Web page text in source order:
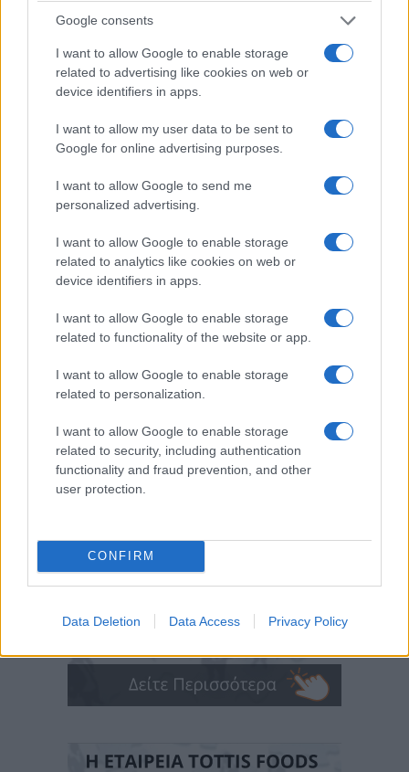
Google consents
I want to allow Google to enable storage
related to advertising like cookies on web or
device identifiers in apps.
I want to allow my user data to be sent to
Google for online advertising purposes.
I want to allow Google to send me
personalized advertising.
I want to allow Google to enable storage
related to analytics like cookies on web or
device identifiers in apps.
I want to allow Google to enable storage
related to functionality of the website or app.
I want to allow Google to enable storage
related to personalization.
I want to allow Google to enable storage
related to security, including authentication
functionality and fraud prevention, and other
user protection.
CONFIRM
Data Deletion Data Access Privacy Policy